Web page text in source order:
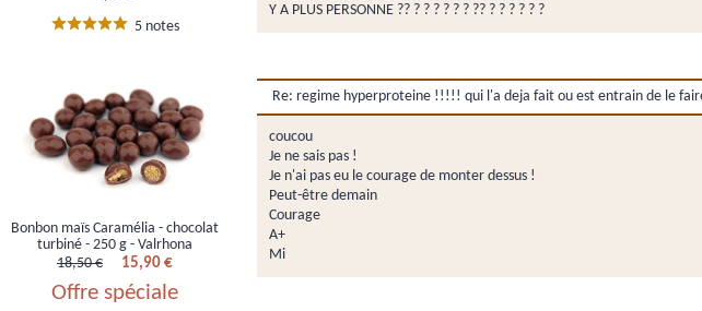
5 notes
Bonbon maïs Caramélia - chocolat
turbiné - 250 g - Valrhona
18,50 €
15,90 €
Offre spéciale
Y A PLUS PERSONNE ?? ? ? ? ? ? ? ?? ? ? ? ? ? ?
Re: regime hyperproteine !!!!! qui l'a deja fait ou est entrain de le
coucou
Je ne sais pas !
Je n'ai pas eu le courage de monter dessus !
Peut-être demain
Courage
A+
Mi